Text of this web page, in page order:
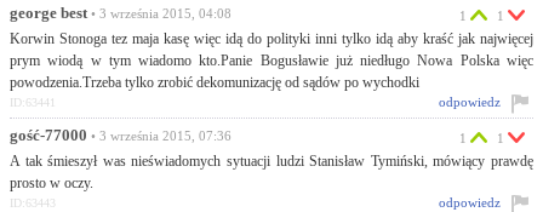
george best • 3 września 2015, 04:08
Korwin Stonoga tez maja kasę więc idą do polityki inni tylko idą aby kraść jak najwięcej
prym wiodą w tym wiadomo kto.Panie Bogusławie już niedługo Nowa Polska więc
powodzenia.Trzeba tylko zrobić dekomunizację od sądów po wychodki
1 1
odpowiedz
ID:63441
gość-77000 • 3 września 2015, 07:36
A tak śmieszył was nieświadomych sytuacji ludzi Stanisław Tymiński, mówiący prawdę
prosto w oczy.
1 1
odpowiedz
ID:63443